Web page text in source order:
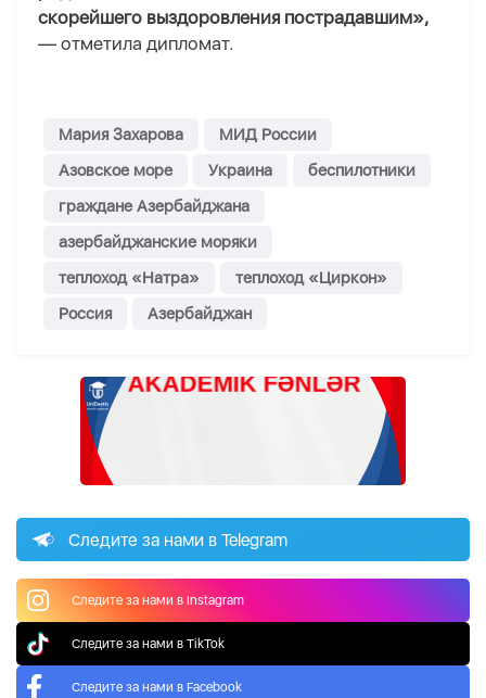
скорейшего выздоровления пострадавшим»,
— отметила дипломат.
Мария Захарова
МИД России
Азовское море
Украина
беспилотники
граждане Азербайджана
азербайджанские моряки
теплоход «Натра»
теплоход «Циркон»
Россия
Азербайджан
Следите за нами в Telegram
Следите за нами в Instagram
Следите за нами в TikTok
Следите за нами в Facebook